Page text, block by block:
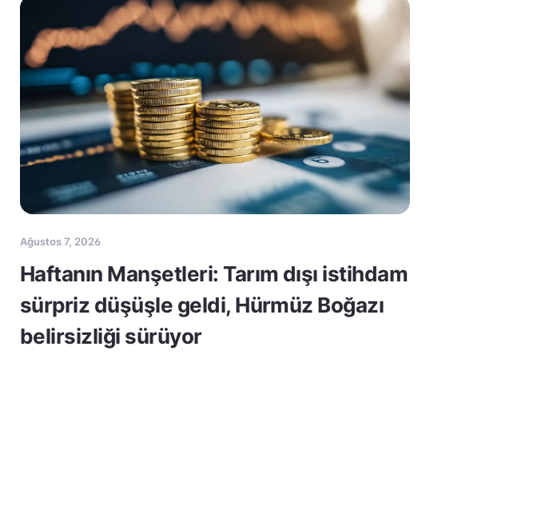
Ağustos 7, 2026
Haftanın Manşetleri: Tarım dışı istihdam
sürpriz düşüşle geldi, Hürmüz Boğazı
belirsizliği sürüyor